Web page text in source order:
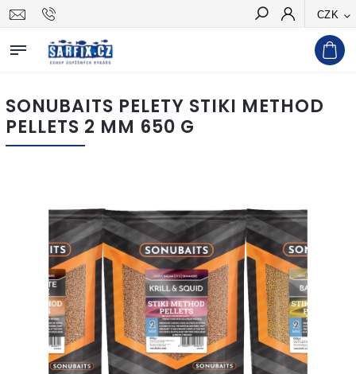
CZK
Hledat
SONUBAITS PELETY STIKI METHOD
PELLETS 2 MM 650 G